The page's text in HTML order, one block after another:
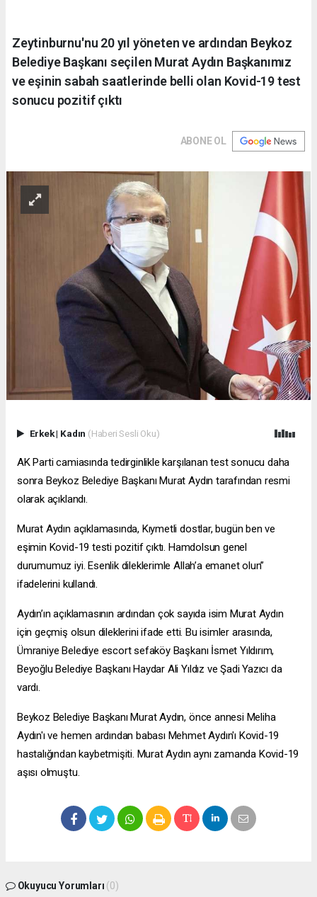
Zeytinburnu'nu 20 yıl yöneten ve ardından Beykoz
Belediye Başkanı seçilen Murat Aydın Başkanımız
ve eşinin sabah saatlerinde belli olan Kovid-19 test
sonucu pozitif çıktı
ABONE OL
Erkek| Kadın (Haberi Sesli Oku)
AK Parti camiasında tedirginlikle karşılanan test sonucu daha
sonra Beykoz Belediye Başkanı Murat Aydın tarafından resmi
olarak açıklandı.
Murat Aydın açıklamasında, Kıymetli dostlar, bugün ben ve
eşimin Kovid-19 testi pozitif çıktı. Hamdolsun genel
durumumuz iyi. Esenlik dileklerimle Allah’a emanet olun”
ifadelerini kullandı.
Aydın’ın açıklamasının ardından çok sayıda isim Murat Aydın
için geçmiş olsun dileklerini ifade etti. Bu isimler arasında,
Ümraniye Belediye escort sefaköyBaşkanı İsmet Yıldırım,
Beyoğlu Belediye Başkanı Haydar Ali Yıldız ve Şadi Yazıcı da
vardı.
Beykoz Belediye Başkanı Murat Aydın, önce annesi Meliha
Aydın'ı ve hemen ardından babası Mehmet Aydın'ı Kovid-19
hastalığından kaybetmişiti. Murat Aydın aynı zamanda Kovid-19
aşısı olmuştu.
Okuyucu Yorumları (0)